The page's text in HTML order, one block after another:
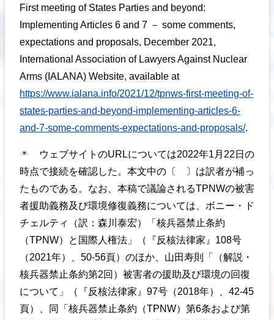
First meeting of States Parties and beyond:
Implementing Articles 6 and 7 － some comments,
expectations and proposals, December 2021,
International Association of Lawyers Against Nuclear
Arms (IALANA) Website, available at
https://www.ialana.info/2021/12/tpnws-first-meeting-of-
states-parties-and-beyond-implementing-articles-6-
and-7-some-comments-expectations-and-proposals/.
＊ ウェブサイトのURLについては2022年1月22日の
時点で接続を確認した。本文中の〔 〕は訳者が補っ
たものである。なお、本稿で議論されるTPNWの被害
者援助義務及び環境修復義務については、ボニー・ド
チェルティ（訳：森川泰宏）「核兵器禁止条約
（TPNW）と国際人権法」（『反核法律家』108号
（2021年）、50-56頁）のほか、山田寿則「（解説・
核兵器禁止条約第2回）被害者の援助及び環境の回復
について」（『反核法律家』97号（2018年）、42-45
頁）、同「核兵器禁止条約（TPNW）第6条および第